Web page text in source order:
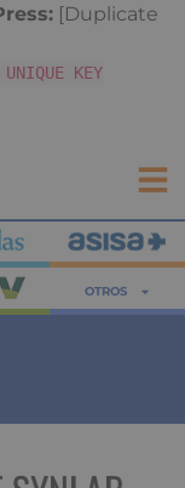
[Duplicate
KEY
OTROS